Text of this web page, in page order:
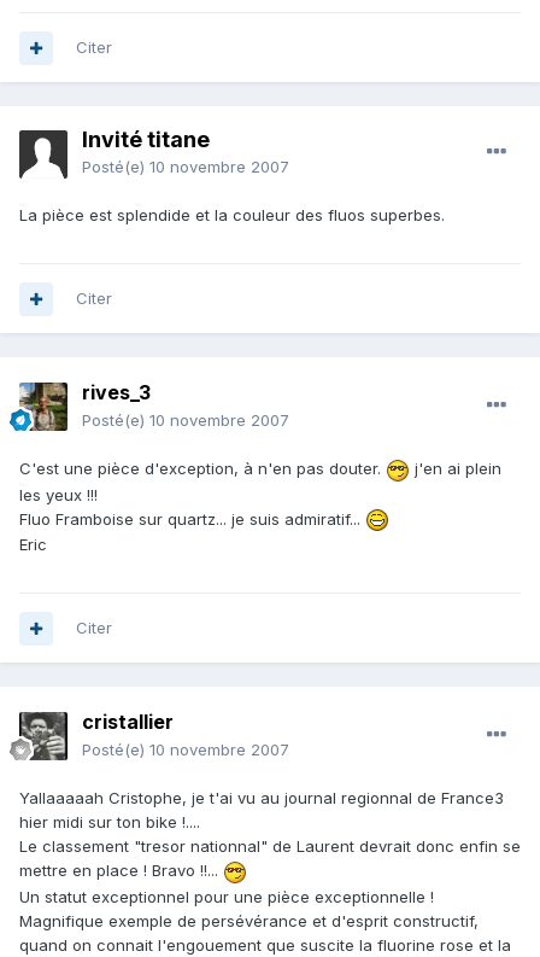
Citer
Invité titane
Posté(e) 10 novembre 2007
La pièce est splendide et la couleur des fluos superbes.
Citer
rives_3
Posté(e) 10 novembre 2007
C'est une pièce d'exception, à n'en pas douter.
j'en ai plein
les yeux !!!
Fluo Framboise sur quartz... je suis admiratif...
Eric
Citer
cristallier
Posté(e) 10 novembre 2007
Yallaaaaah Cristophe, je t'ai vu au journal regionnal de France3
hier midi sur ton bike !....
Le classement "tresor nationnal" de Laurent devrait donc enfin se
mettre en place ! Bravo !!...
Un statut exceptionnel pour une pièce exceptionnelle !
Magnifique exemple de persévérance et d'esprit constructif,
quand on connait l'engouement que suscite la fluorine rose et la